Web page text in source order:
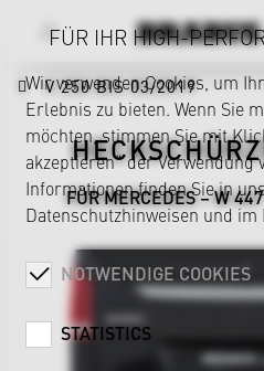
V 250 BIS 03/2019
FÜR MERCEDES – W
FÜR IHR HIGH-
Wir verwenden Cookies, um
Erlebnis zu bieten. Wenn Sie
möchten, stimmen Sie mit
akzeptieren“ der Verwendung
Informationen finden Sie in
Datenschutzhinweisen und im
NOTWENDIGE COOKIES
STATISTICS